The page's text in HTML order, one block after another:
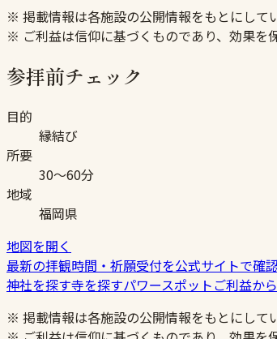
※ 掲載情報は各施設の公開情報をもとにして
※ ご利益は信仰に基づくものであり、効果を
参拝前チェック
目的
縁結び
所要
30〜60分
地域
福岡県
地図を開く
最新の拝観時間・祈願受付を公式サイトで確
神社を探す寺を探すパワースポットご利益か
※ 掲載情報は各施設の公開情報をもとにして